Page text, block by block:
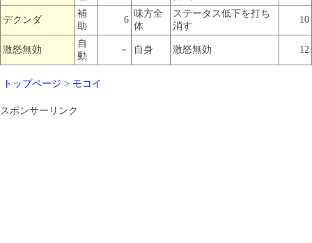
デクンダ
補
助
6
味方全
体
ステータス低下を打ち
消す
10
激怒無効
自
動
－ 自身 激怒無効 12
トップページ > モコイ
スポンサーリンク